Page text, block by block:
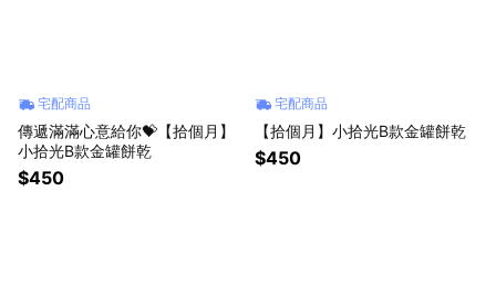
宅配商品
傳遞滿滿心意給你💝【拾個月】
小拾光B款金罐餅乾
$450
宅配商品
【拾個月】小拾光B款金罐餅乾
$450